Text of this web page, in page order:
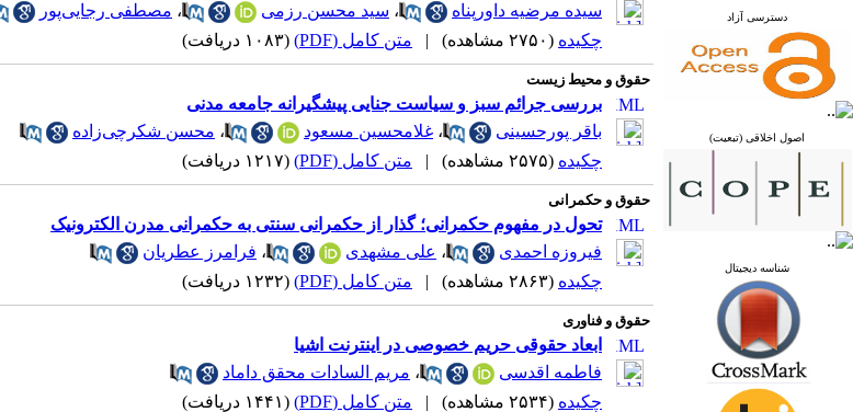
دسترسی آزاد
اصول اخلاقی (تبعیت)
شناسه دیجیتال
سیده مرضیه داورپناه
، سید محسن رزمی ، مصطفی رجایی‌پور
چکیده (۲۷۵۰ مشاهده) | متن کامل (PDF) (۱۰۸۳ دریافت)
حقوق و محیط زیست
بررسی جرائم سبز و سیاست جنایی پیشگیرانه جامعه مدنی
باقر پورحسینی
، غلامحسین مسعود ، محسن شکرچی‌زاده
چکیده (۲۵۷۵ مشاهده) | متن کامل (PDF) (۱۲۱۷ دریافت)
حقوق و حکمرانی
تحول در مفهوم حکمرانی؛ گذار از حکمرانی سنتی به حکمرانی مدرن الکترونیک
فیروزه احمدی
، علی مشهدی ، فرامرز عطریان
چکیده (۲۸۶۳ مشاهده) | متن کامل (PDF) (۱۲۳۲ دریافت)
حقوق و فناوری
ابعاد حقوقی حریم خصوصی در اینترنت اشیا
فاطمه اقدسی
، مریم السادات محقق داماد
چکیده (۲۵۳۴ مشاهده) | متن کامل (PDF) (۱۴۴۱ دریافت)